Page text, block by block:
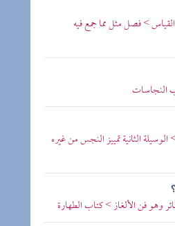
> فصل مثل مما جمع فيه
النجاسات
الثانية تمييز النجس من غيره
وهو فن الألغاز > كتاب الطهارة